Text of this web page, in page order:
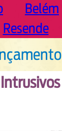
Belém
Resende